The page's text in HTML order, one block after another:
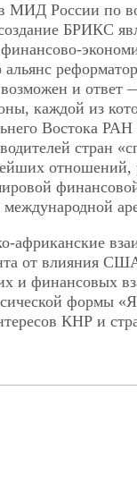
МИД России по
БРИКС
и ответ
каждой из
Востока
стран
африканские
от влияния
и финансовых
формы
КНР и